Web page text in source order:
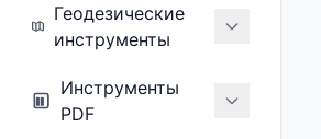
Геодезические
инструменты
Инструменты
PDF